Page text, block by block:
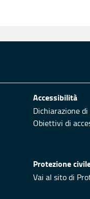
Accessibilità
Dichiarazione
Obiettivi di
Protezione
Vai al sito di